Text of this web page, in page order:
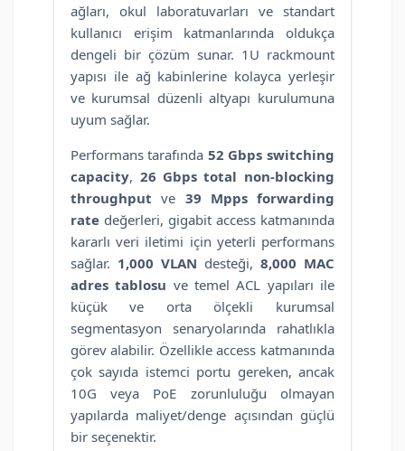
ağları, okul laboratuvarları ve standart
kullanıcı erişim katmanlarında oldukça
dengeli bir çözüm sunar. 1U rackmount
yapısı ile ağ kabinlerine kolayca yerleşir
ve kurumsal düzenli altyapı kurulumuna
uyum sağlar.
Performans tarafında 52 Gbps switching
capacity, 26 Gbps total non-blocking
throughput ve 39 Mpps forwarding
rate değerleri, gigabit access katmanında
kararlı veri iletimi için yeterli performans
sağlar. 1,000 VLAN desteği, 8,000 MAC
adres tablosu ve temel ACL yapıları ile
küçük ve orta ölçekli kurumsal
segmentasyon senaryolarında rahatlıkla
görev alabilir. Özellikle access katmanında
çok sayıda istemci portu gereken, ancak
10G veya PoE zorunluluğu olmayan
yapılarda maliyet/denge açısından güçlü
bir seçenektir.